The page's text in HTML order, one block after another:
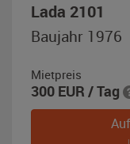
Lada 2101
Baujahr 1976
Mietpreis
300 EUR / Tag